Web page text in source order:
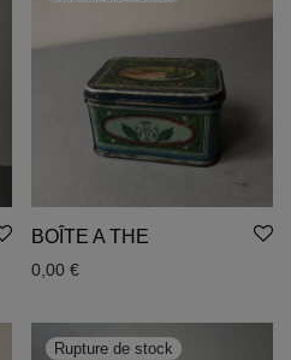
BOÎTE A THE
0,00 €